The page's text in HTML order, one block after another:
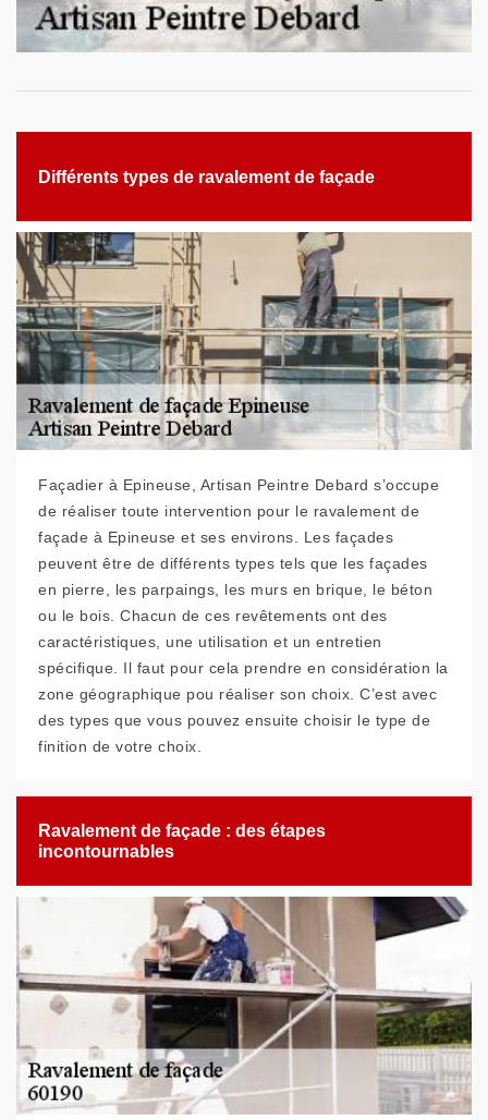
Différents types de ravalement de façade
Façadier à Epineuse, Artisan Peintre Debard s’occupe
de réaliser toute intervention pour le ravalement de
façade à Epineuse et ses environs. Les façades
peuvent être de différents types tels que les façades
en pierre, les parpaings, les murs en brique, le béton
ou le bois. Chacun de ces revêtements ont des
caractéristiques, une utilisation et un entretien
spécifique. Il faut pour cela prendre en considération la
zone géographique pou réaliser son choix. C’est avec
des types que vous pouvez ensuite choisir le type de
finition de votre choix.
Ravalement de façade : des étapes
incontournables